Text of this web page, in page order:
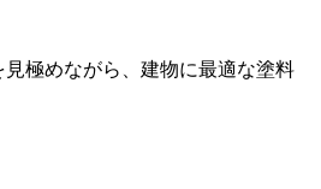
極めながら、建物に最適な塗料